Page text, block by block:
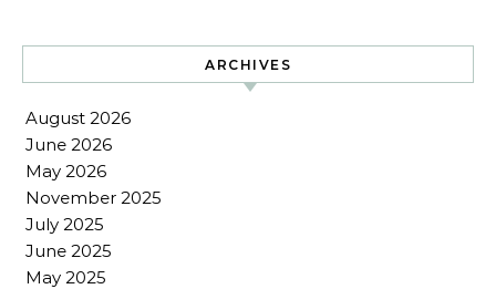
ARCHIVES
August 2026
June 2026
May 2026
November 2025
July 2025
June 2025
May 2025